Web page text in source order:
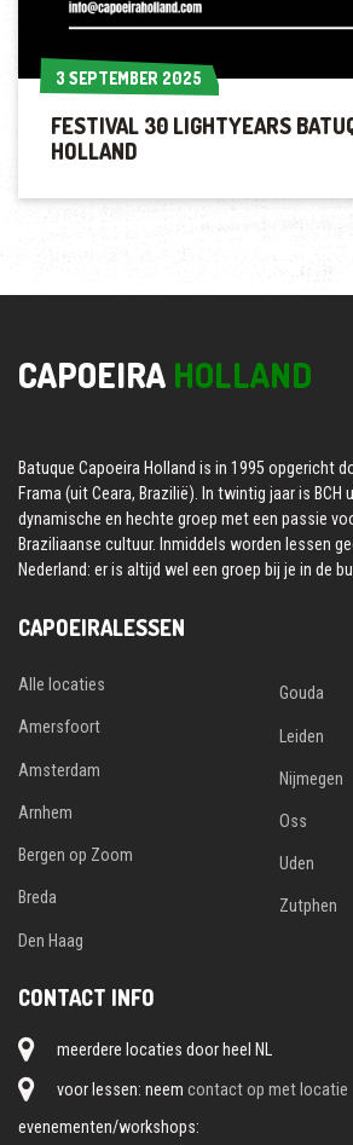
3 SEPTEMBER 2025
3 SEPTEMBER 2025
FESTIVAL 30 LIGHTYEARS
HOLLAND
CAPOEIRA HOLLAND
Batuque Capoeira Holland is in 1995 opgericht
Frama (uit Ceara, Brazilië). In twintig jaar is
dynamische en hechte groep met een passie
Braziliaanse cultuur. Inmiddels worden lessen
Nederland: er is altijd wel een groep bij je in de
CAPOEIRALESSEN
Alle locaties
Amersfoort
Amsterdam
Arnhem
Bergen op Zoom
Breda
Den Haag
Gouda
Leiden
Nijmegen
Oss
Uden
Zutphen
CONTACT INFO
meerdere locaties door heel NL
voor lessen: neemcontact op met locatie
evenementen/workshops: